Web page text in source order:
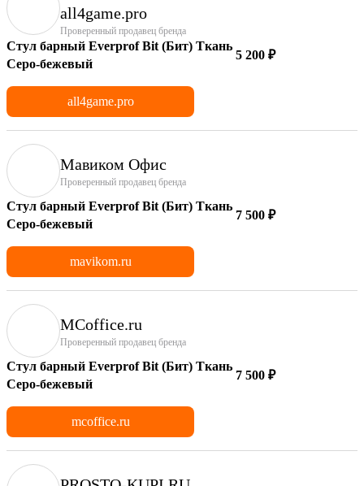
аll4game.pro
Проверенный продавец бренда
Стул барный Everprof Bit (Бит) Ткань
Серо-бежевый
5 200 ₽
all4game.pro
Мавиком Офис
Проверенный продавец бренда
Стул барный Everprof Bit (Бит) Ткань
Серо-бежевый
7 500 ₽
mavikom.ru
MCoffice.ru
Проверенный продавец бренда
Стул барный Everprof Bit (Бит) Ткань
Серо-бежевый
7 500 ₽
mcoffice.ru